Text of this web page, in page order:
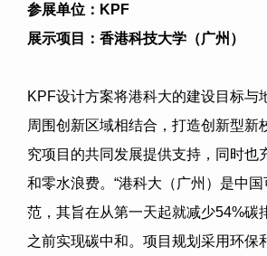
参展单位： KPF
展示项目： 香港科技大学（广州）
KPF设计方案将港科大的建设目标与
周围创新区域相结合，打造创新型新
究项目的共同发展提供支持，同时也
和零水浪费。 “港科大（广州）是中
范，其旨在从第一天起就减少54%碳
之前实现碳中和。项目规划采用环保